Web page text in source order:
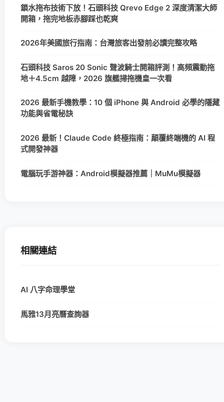
鎖水拖布技術下放！石頭科技 Qrevo Edge 2 深度清潔大師
開箱，拖完地板赤腳踩也乾爽
2026年美國旅行指南：台灣旅客出發前必讀完整攻略
石頭科技 Saros 20 Sonic 聲波騎士開箱評測！高頻震動拖
地＋4.5cm 越障，2026 旗艦掃拖機皇一次看
2026 最新手機教學：10 個 iPhone 與 Android 必學的隱藏
功能與省電秘訣
2026 最新！Claude Code 終極指南：顛覆終端機的 AI 程
式開發神器
電腦玩手游神器：Android模擬器推薦｜MuMu模擬器
相關連結
AI 八字命理學堂
馬雅13月亮曆查詢器